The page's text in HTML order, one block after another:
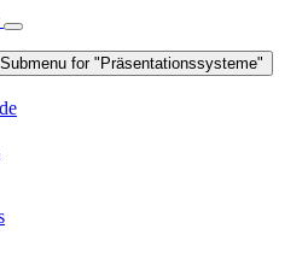
Submenu for "Präsentationssysteme"